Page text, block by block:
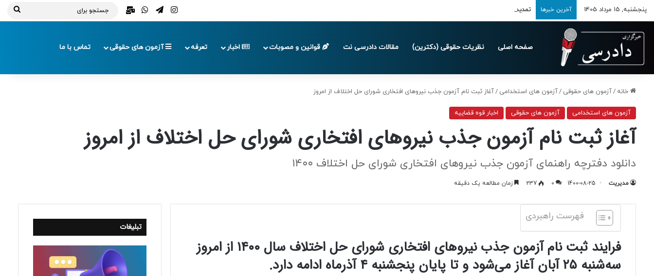
پنجشنبه, 15 مرداد 1405 آخرین خبرها تمدید مهلت ارسال اظهارنامه‌های مالیاتی تا پایان تابستان 1405 اینستاگرام
تلگرامواتس آپ
ایمیل
صفحه اصلی نظریات حقوقی (دکترین) مقالات دادرسی نت قوانین و مصوبات اخبار تعرفه آزمون های حقوقی تماس با ما
خانه /آزمون های حقوقی /آزمون های استخدامی /آغاز ثبت نام آزمون جذب نیروهای افتخاری شورای حل اختلاف از امروز
آزمون های استخدامی آزمون های حقوقی اخبار قوه قضاییه
آغاز ثبت نام آزمون جذب نیروهای افتخاری شورای حل اختلاف از امروز
دانلود دفترچه راهنمای آزمون جذب نیروهای افتخاری شورای حل اختلاف ۱۴۰۰
مدیریت 1400-08-25
0
237 زمان مطالعه یک دقیقه
فهرست راهبردی
فرایند ثبت نام آزمون جذب نیروهای افتخاری شورای حل اختلاف سال ۱۴۰۰ از امروز
سه‌شنبه ۲۵ آبان آغاز می‌شود و تا پایان پنجشنبه ۴ آذرماه ادامه دارد.
تبلیغات